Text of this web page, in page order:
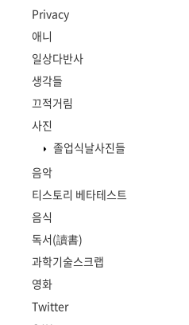
Privacy
애니
일상다반사
생각들
끄적거림
사진
졸업식날사진들
음악
티스토리 베타테스트
음식
독서(讀書)
과학기술스크랩
영화
Twitter